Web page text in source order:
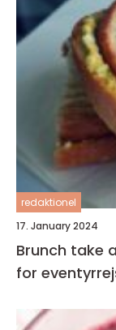
redaktionel
17. January 2024
Brunch take
for